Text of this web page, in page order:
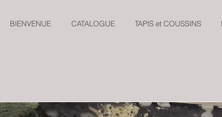
BIENVENUE CATALOGUE TAPIS et COUSSINS